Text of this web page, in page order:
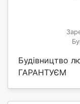
Будівництво
ГАРАНТУЄМ